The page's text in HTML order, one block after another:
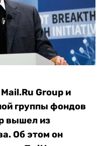
Group и
группы фондов
вышел из
Об этом он